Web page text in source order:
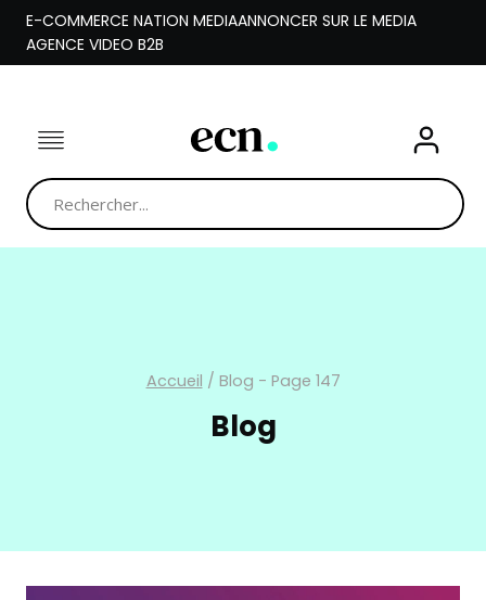
Aller
contenu
E-COMMERCE NATION MEDIAANNONCER SUR LE MEDIA
AGENCE VIDEO B2B
Accueil / Blog - Page 147
Blog